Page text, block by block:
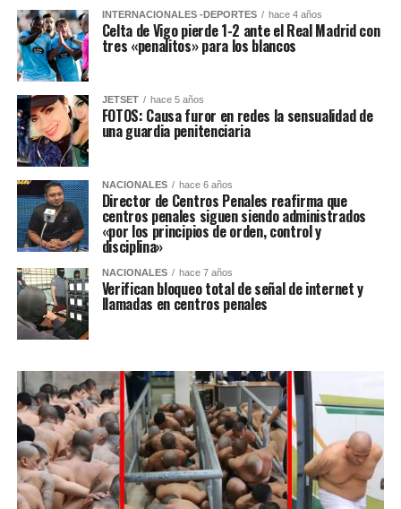
INTERNACIONALES -DEPORTES hace 4 años
Celta de Vigo pierde 1-2 ante el Real Madrid con
tres «penalitos» para los blancos
JETSET hace 5 años
FOTOS: Causa furor en redes la sensualidad de
una guardia penitenciaria
NACIONALES hace 6 años
Director de Centros Penales reafirma que
centros penales siguen siendo administrados
«por los principios de orden, control y
disciplina»
NACIONALES hace 7 años
Verifican bloqueo total de señal de internet y
llamadas en centros penales